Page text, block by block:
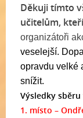
Děkuji tímto
učitelům,
organizátoři
veselejší.
opravdu velké
snížit.
Výsledky
1. místo –